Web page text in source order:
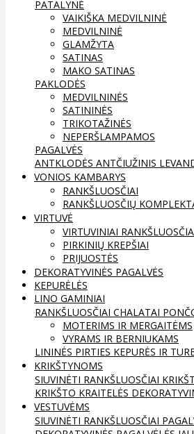
PATALYNĖ
VAIKIŠKA MEDVILNINĖ
MEDVILNINĖ
GLAMŽYTA
SATINAS
MAKO SATINAS
PAKLODĖS
MEDVILNINĖS
SATININĖS
TRIKOTAŽINĖS
NEPERŠLAMPAMOS
PAGALVĖS
ANTKLODĖS ANTČIUŽINIS
VONIOS KAMBARYS
RANKŠLUOSČIAI
RANKŠLUOSČIŲ
VIRTUVĖ
VIRTUVINIAI
PIRKINIŲ KREPŠIAI
PRIJUOSTĖS
DEKORATYVINĖS PAGALVĖS
KEPURĖLĖS
LINO GAMINIAI
RANKŠLUOSČIAI CHALATAI
MOTERIMS IR MERGAITĖMS
VYRAMS IR BERNIUKAMS
LININĖS PIRTIES KEPURĖS IR
KRIKŠTYNOMS
SIUVINĖTI RANKŠLUOSČIAI
KRIKŠTO KRAITELĖS
VESTUVĖMS
SIUVINĖTI RANKŠLUOSČIAI